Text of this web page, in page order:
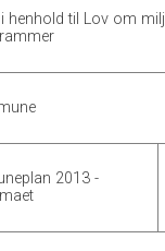
henhold til Lov om
2013 -